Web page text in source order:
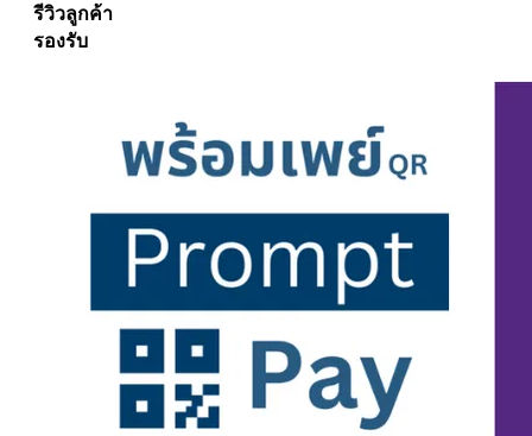
รีวิวลูกค้า
รองรับ